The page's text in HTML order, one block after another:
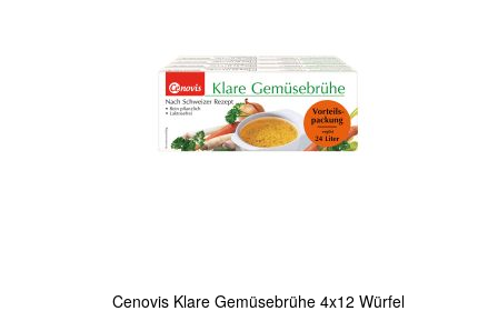
Cenovis Klare Gemüsebrühe 4x12 Würfel